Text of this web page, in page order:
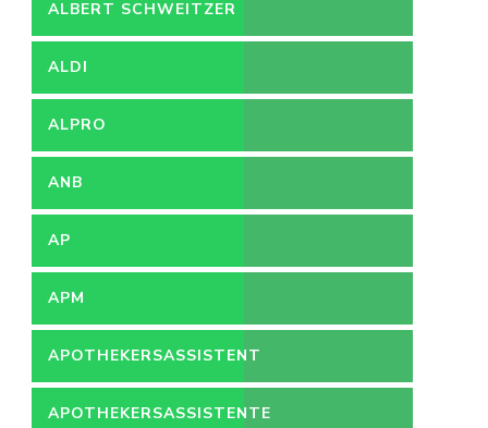
ALBERT SCHWEITZER
ZIEKENHUIS
ALDI
ALPRO
ANB
AP
APM
APOTHEKERSASSISTENT
APOTHEKERSASSISTENTE